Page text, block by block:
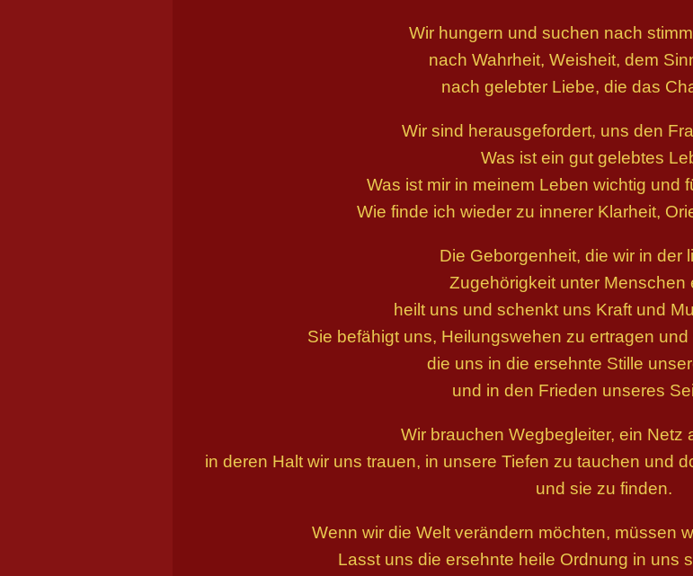
Wir hungern und suchen nach
nach Wahrheit, Weisheit, dem
nach gelebter Liebe, die das
Wir sind herausgefordert, uns den
Was ist ein gut gelebtes
Was ist mir in meinem Leben wichtig und
Wie finde ich wieder zu innerer Klarheit,
Die Geborgenheit, die wir in der
Zugehörigkeit unter Menschen
heilt uns und schenkt uns Kraft und
Sie befähigt uns, Heilungswehen zu ertragen
die uns in die ersehnte Stille
und in den Frieden unseres
Wir brauchen Wegbegleiter, ein Netz
in deren Halt wir uns trauen, in unsere Tiefen zu tauchen und
und sie zu finden.
Wenn wir die Welt verändern möchten, müssen
Lasst uns die ersehnte heile Ordnung in uns